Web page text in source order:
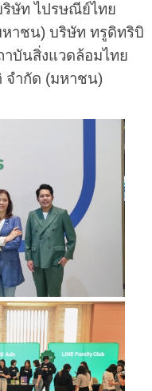
ริษัท ไปรษณีย์ไทย
หาชน) บริษัท ทรูดิทริบิ
บันสิ่งแวดล้อมไทย
จำกัด (มหาชน)